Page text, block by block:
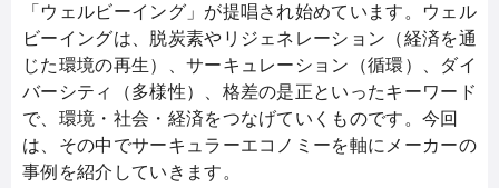
「ウェルビーイング」が提唱され始めています。ウェル
ビーイングは、脱炭素やリジェネレーション（経済を通
じた環境の再生）、サーキュレーション（循環）、ダイ
バーシティ（多様性）、格差の是正といったキーワード
で、環境・社会・経済をつなげていくものです。今回
は、その中でサーキュラーエコノミーを軸にメーカーの
事例を紹介していきます。